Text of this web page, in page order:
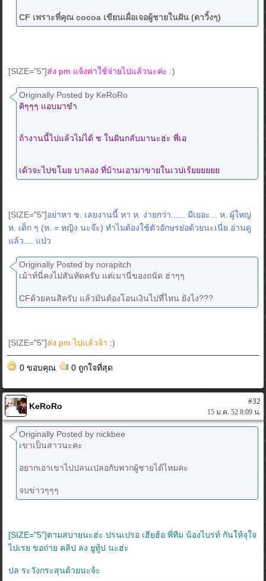
CF เพราะที่คุณ cocoa เขียนเผื่อเจอผู้ชายในฝัน (ตาวิ้งๆ)
[SIZE="5"]ส่ง pm แจ้งค่าใช้จ่ายไปแล้วนะค่ะ :)
Originally Posted by KeRoRo
คิๆๆๆ แอบมาขำ
ถ้างานนี้ไปแล้วไม่ได้ ช ในฝันกลับมานะฮ่ะ พี่เอ
เด้วจะไปขโมย บาลอง ที่บ้านเอามาขายในเวปเร้ยยยยยย
[SIZE="5"]อย่าหา ช. เลยงานนี้ หา ห. ง่ายกว่า...... มีเยอะ... ห. ผู้ใหญ่
ห. เด็ก ๆ (ห. = หญิง นะจ๊ะ) ทำไมต้องใช้ตัวอักษรย่อด้วยนะเนี่ย อ่านดู
แล้ว.... แป่ว
Originally Posted by norapitch
เม้าท์นี่คงไม่สันทัดครับ แต่เมานี่ของถนัด ฮ่าๆๆ
CFด้วยคนสิครับ แล้วมันต้องโอนเงินไปที่ไหน ยังไง???
[SIZE="5"]ส่ง pm ไปแล้วจ้า :)
0 ขอบคุณ 0 ถูกใจที่สุด
KeRoRo
#32
15 ม.ค. 52 8:09 น.
Originally Posted by nickbee
เขาเป็นสาวนะคะ
อยากเอาเขาไปปลนเปลอกับพวกผู้ชายได้ไหมคะ
จบข่าวๆๆๆ
[SIZE="5"]ตามสบายนะฮ่ะ ปรนเปรอ เฮียฮ้อ พี่ทีม น้องไบรท์ กันให้จุใจ
ไปเรย ขอถ่าย คลิป ลง ยูทู้ป นะฮ่ะ
ปล ระวังกระสุนด้วยนะจ้ะ